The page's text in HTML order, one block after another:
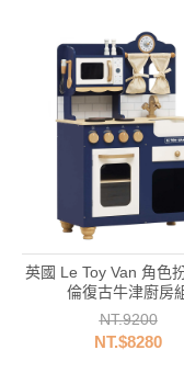
英國 Le Toy Van 角色
倫復古牛津廚房
NT.9200
NT.$8280